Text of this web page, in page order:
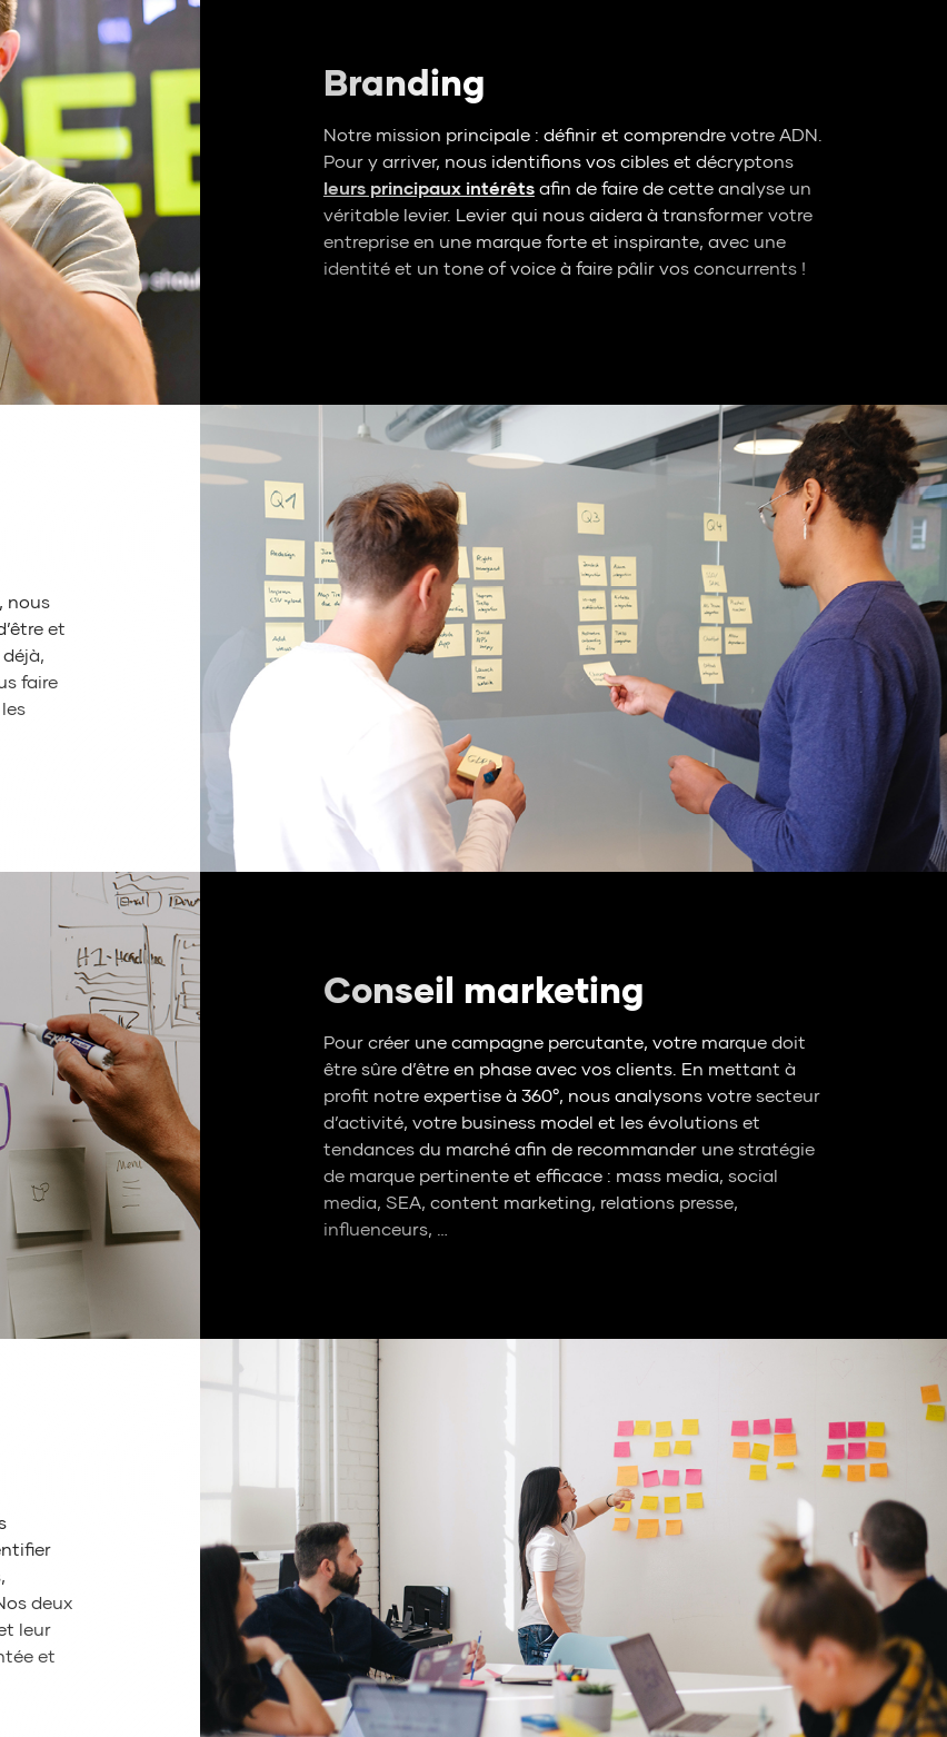
Branding
Notre mission principale : définir et comprendre votre ADN.
Pour y arriver, nous identifions vos cibles et décryptons
leurs principaux intérêtsafin de faire de cette analyse un
véritable levier. Levier qui nous aidera à transformer votre
entreprise en une marque forte et inspirante, avec une
identité et un tone of voice à faire pâlir vos concurrents !
nous
et
faire
Conseil marketing
Pour créer une campagne percutante, votre marque doit
être sûre d’être en phase avec vos clients. En mettant à
profit notre expertise à 360°, nous analysons votre secteur
d’activité, votre business model et les évolutions et
tendances du marché afin de recommander une stratégie
de marque pertinente et efficace : mass media, social
media, SEA, content marketing, relations presse,
influenceurs, …
deux
leur
et